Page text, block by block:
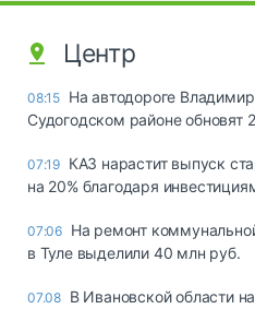
Центр
08:15 На автодороге
Судогодском районе обновят
07:19 КАЗ нарастит выпуск
на 20% благодаря
07:06 На ремонт
в Туле выделили 40 млн руб.
07.08 В Ивановской области